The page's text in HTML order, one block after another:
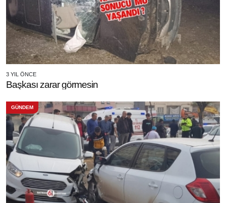
3 YIL ÖNCE
Başkası zarar görmesin
GÜNDEM